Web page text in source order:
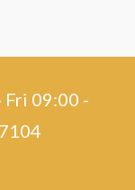
Fri 09:00 -